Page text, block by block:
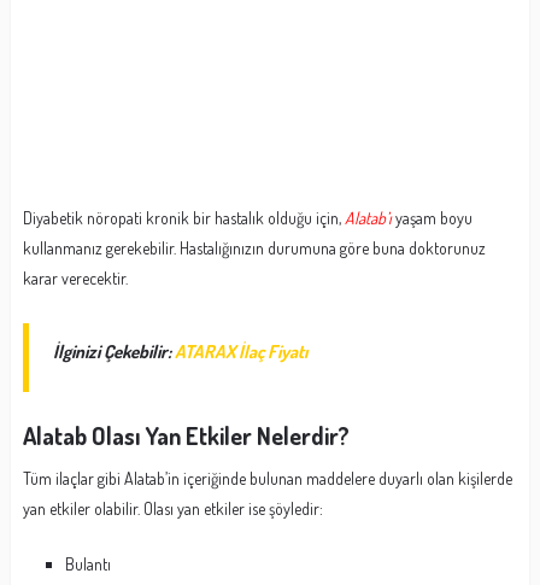
Diyabetik nöropati kronik bir hastalık olduğu için, Alatab’ıyaşam boyu
kullanmanız gerekebilir. Hastalığınızın durumuna göre buna doktorunuz
karar verecektir.
İlginizi Çekebilir:ATARAX İlaç Fiyatı
Alatab Olası Yan Etkiler Nelerdir?
Tüm ilaçlar gibi Alatab’in içeriğinde bulunan maddelere duyarlı olan kişilerde
yan etkiler olabilir. Olası yan etkiler ise şöyledir:
Bulantı